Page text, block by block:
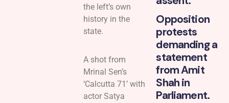
the left’s own
history in the
state.
A shot from
Mrinal Sen’s
‘Calcutta 71’ with
actor Satya
Opposition
protests
demanding a
statement
from Amit
Shah in
Parliament.